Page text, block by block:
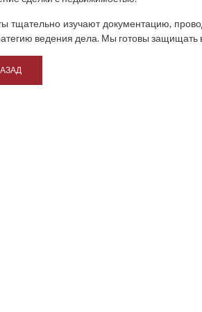
тщательно изучают документацию,
ведения дела. Мы готовы защищать